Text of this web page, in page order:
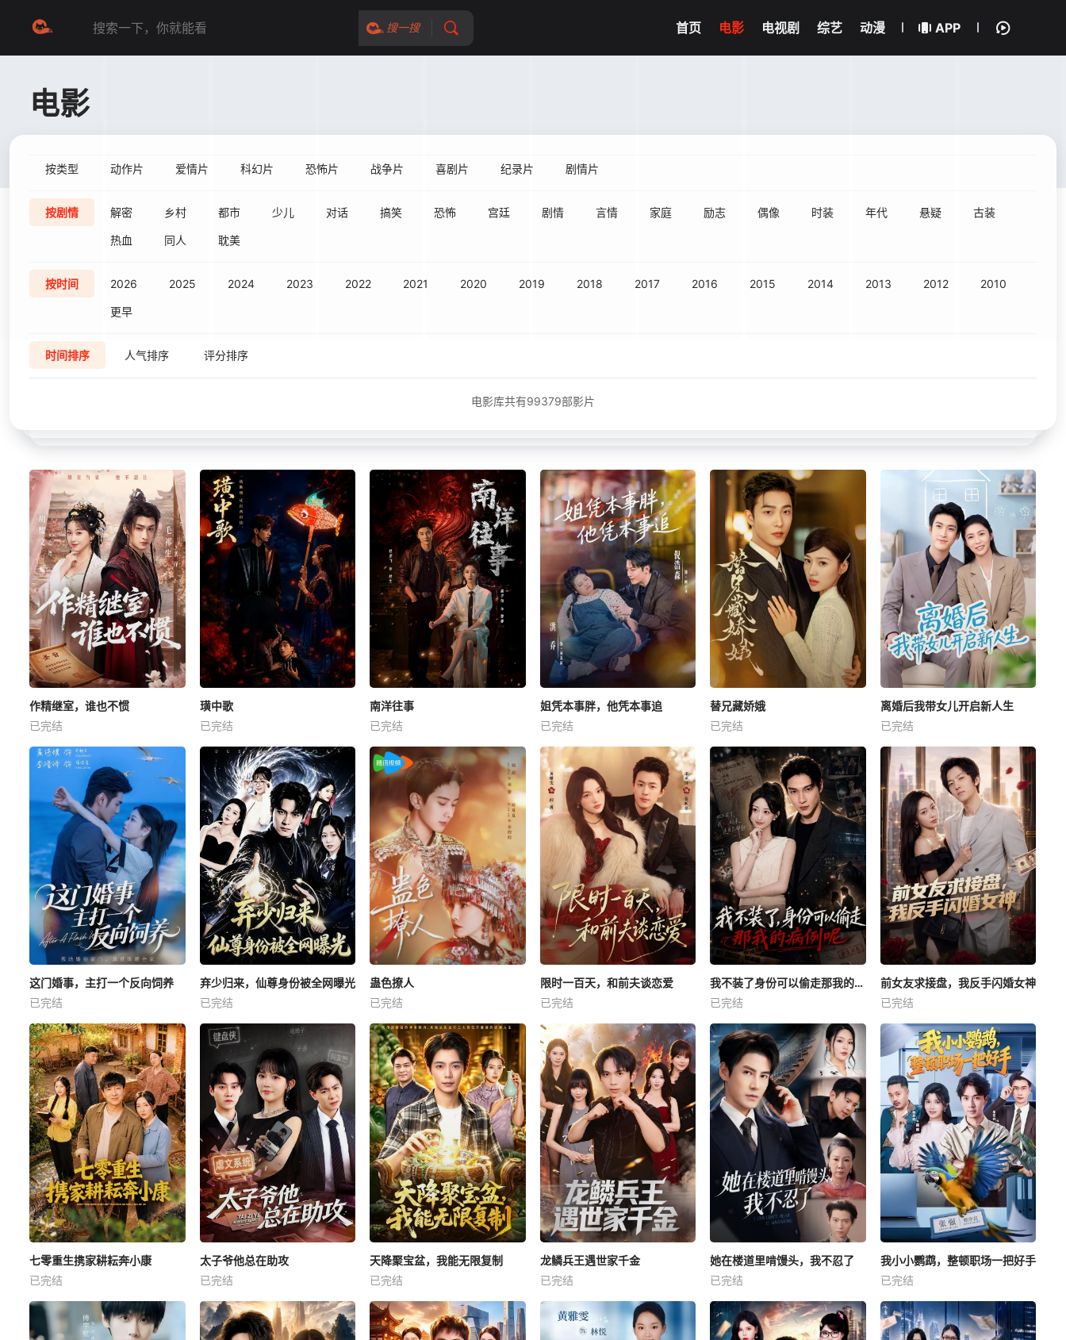
搜一搜 首页 电影 电视剧 综艺 动漫 APP
电影
按类型 动作片 爱情片 科幻片 恐怖片 战争片 喜剧片 纪录片 剧情片
按剧情 解密 乡村 都市 少儿 对话 搞笑 恐怖 宫廷 剧情 言情 家庭 励志 偶像 时装 年代 悬疑 古装
热血 同人 耽美
按时间 2026 2025 2024 2023 2022 2021 2020 2019 2018 2017 2016 2015 2014 2013 2012 2010
更早
时间排序 人气排序 评分排序
电影库共有99379部影片
作精继室，谁也不惯
已完结
璜中歌
已完结
南洋往事
已完结
姐凭本事胖，他凭本事追
已完结
替兄藏娇娥
已完结
离婚后我带女儿开启新人生
已完结
这门婚事，主打一个反向饲养
已完结
弃少归来，仙尊身份被全网曝光
已完结
蛊色撩人
已完结
限时一百天，和前夫谈恋爱
已完结
我不装了身份可以偷走那我的病例呢
已完结
前女友求接盘，我反手闪婚女神
已完结
七零重生携家耕耘奔小康
已完结
太子爷他总在助攻
已完结
天降聚宝盆，我能无限复制
已完结
龙鳞兵王遇世家千金
已完结
她在楼道里啃馒头，我不忍了
已完结
我小小鹦鹉，整顿职场一把好手
已完结